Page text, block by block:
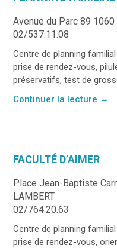
Avenue du Parc 89 1060
02/537.11.08
Centre de planning
prise de rendez-vous,
préservatifs, test de
Continuer la lecture →
FACULTÉ D’AIMER
Place Jean-Baptiste
LAMBERT
02/764.20.63
Centre de planning
prise de rendez-vous,